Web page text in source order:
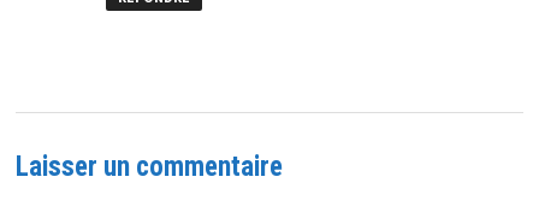
Laisser un commentaire